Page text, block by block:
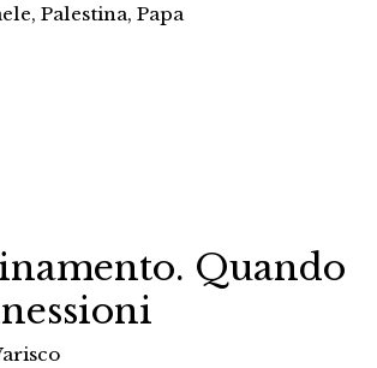
,Palestina,Papa
Quando